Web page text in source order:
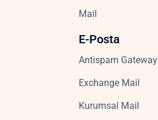
Mail
E-Posta
Antispam Gateway
Exchange Mail
Kurumsal Mail